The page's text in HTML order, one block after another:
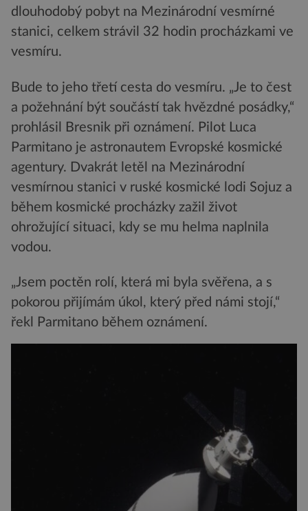
dlouhodobý pobyt na Mezinárodní vesmírné
stanici, celkem strávil 32 hodin procházkami ve
vesmíru.
Bude to jeho třetí cesta do vesmíru. „Je to čest
a požehnání být součástí tak hvězdné posádky,“
prohlásil Bresnik při oznámení. Pilot Luca
Parmitano je astronautem Evropské kosmické
agentury. Dvakrát letěl na Mezinárodní
vesmírnou stanici v ruské kosmické lodi Sojuz a
během kosmické procházky zažil život
ohrožující situaci, kdy se mu helma naplnila
vodou.
„Jsem poctěn rolí, která mi byla svěřena, a s
pokorou přijímám úkol, který před námi stojí,“
řekl Parmitano během oznámení.